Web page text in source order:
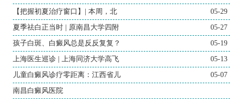
【把握初夏治疗窗口】| 本周，北 05-29
夏季祛白正当时 | 原南昌大学四附 05-27
孩子白斑、白癜风总是反反复复？ 05-19
上海医生巡诊 | 上海同济大学高飞 05-13
儿童白癜风诊疗零距离：江西省儿 05-07
南昌白癜风医院